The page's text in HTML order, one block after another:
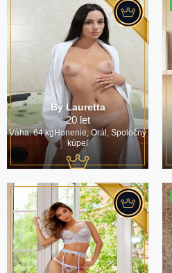
By Lauretta
20 let
Váha: 64 kgHonenie, Orál, Spoločný
kúpeľ